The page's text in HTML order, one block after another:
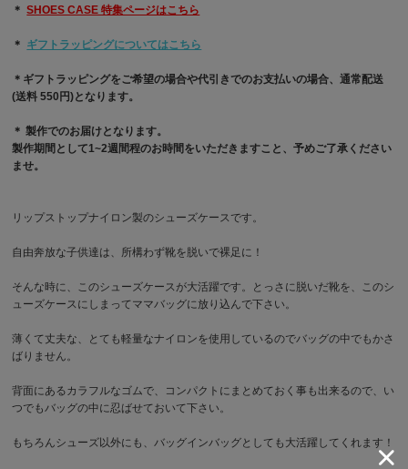
＊ SHOES CASE 特集ページはこちら
＊ ギフトラッピングについてはこちら
＊ギフトラッピングをご希望の場合や代引きでのお支払いの場合、通常配送
(送料 550円)となります。
＊ 製作でのお届けとなります。
製作期間として1~2週間程のお時間をいただきますこと、予めご了承ください
ませ。
リップストップナイロン製のシューズケースです。
自由奔放な子供達は、所構わず靴を脱いで裸足に！
そんな時に、このシューズケースが大活躍です。とっさに脱いだ靴を、このシ
ューズケースにしまってママバッグに放り込んで下さい。
薄くて丈夫な、とても軽量なナイロンを使用しているのでバッグの中でもかさ
ばりません。
背面にあるカラフルなゴムで、コンパクトにまとめておく事も出来るので、い
つでもバッグの中に忍ばせておいて下さい。
もちろんシューズ以外にも、バッグインバッグとしても大活躍してくれます！